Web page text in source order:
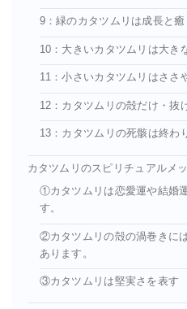
9：緑のカタツムリは成長と癒
10：大きいカタツムリは大き
11：小さいカタツムリはささ
12：カタツムリの殻だけ・抜
13：カタツムリの死骸は終わ
カタツムリのスピリチュアルメ
①カタツムリは恋愛運や結婚
す。
②カタツムリの殻の渦巻きに
あります。
③カタツムリは堅実さを表す